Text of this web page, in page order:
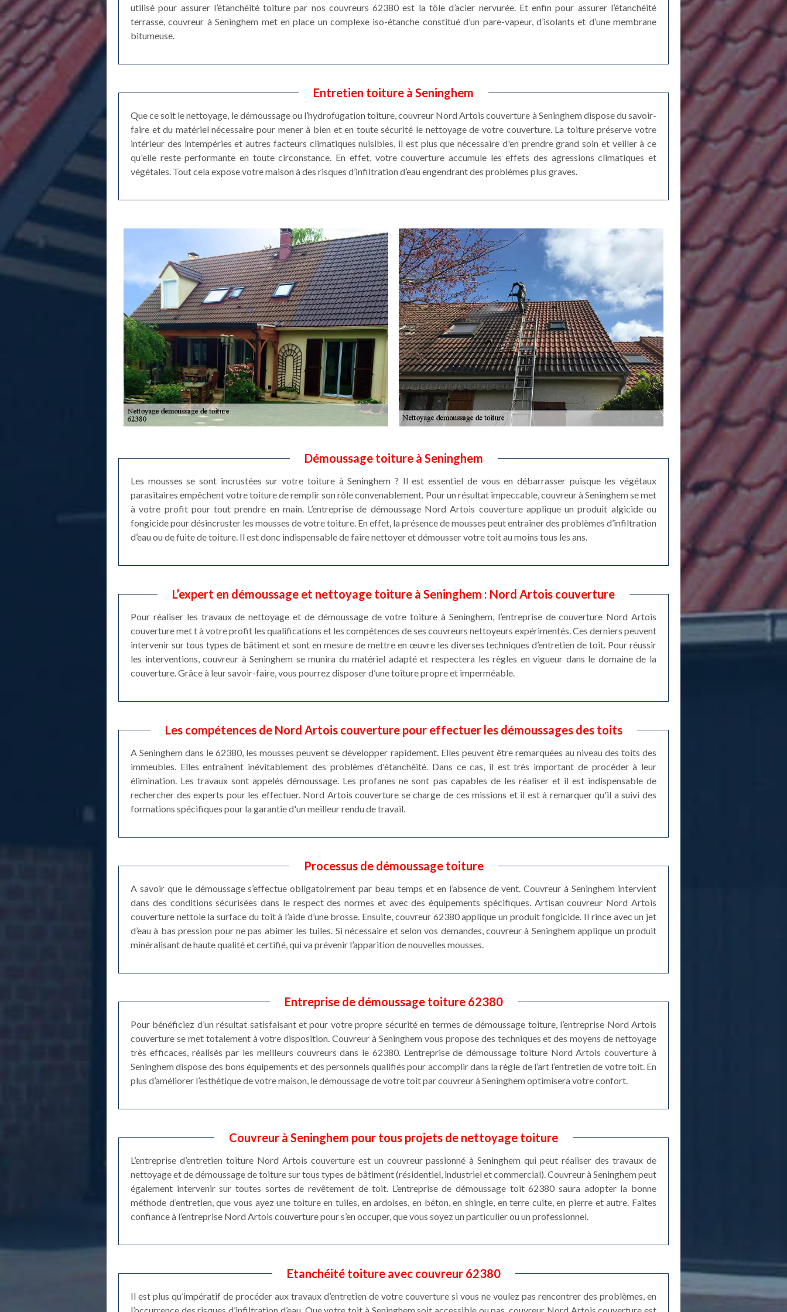
utilisé pour assurer l’étanchéité toiture par nos couvreurs 62380 est la tôle d’acier nervurée. Et enfin pour assurer l’étanchéité
terrasse, couvreur à Seninghem met en place un complexe iso-étanche constitué d’un pare-vapeur, d’isolants et d’une membrane
bitumeuse.
Entretien toiture à Seninghem
Que ce soit le nettoyage, le démoussage ou l’hydrofugation toiture, couvreur Nord Artois couverture à Seninghem dispose du savoir-
faire et du matériel nécessaire pour mener à bien et en toute sécurité le nettoyage de votre couverture. La toiture préserve votre
intérieur des intempéries et autres facteurs climatiques nuisibles, il est plus que nécessaire d'en prendre grand soin et veiller à ce
qu'elle reste performante en toute circonstance. En effet, votre couverture accumule les effets des agressions climatiques et
végétales. Tout cela expose votre maison à des risques d’infiltration d’eau engendrant des problèmes plus graves.
Démoussage toiture à Seninghem
Les mousses se sont incrustées sur votre toiture à Seninghem ? Il est essentiel de vous en débarrasser puisque les végétaux
parasitaires empêchent votre toiture de remplir son rôle convenablement. Pour un résultat impeccable, couvreur à Seninghem se met
à votre profit pour tout prendre en main. L’entreprise de démoussage Nord Artois couverture applique un produit algicide ou
fongicide pour désincruster les mousses de votre toiture. En effet, la présence de mousses peut entraîner des problèmes d’infiltration
d’eau ou de fuite de toiture. Il est donc indispensable de faire nettoyer et démousser votre toit au moins tous les ans.
L’expert en démoussage et nettoyage toiture à Seninghem : Nord Artois couverture
Pour réaliser les travaux de nettoyage et de démoussage de votre toiture à Seninghem, l’entreprise de couverture Nord Artois
couverture met t à votre profit les qualifications et les compétences de ses couvreurs nettoyeurs expérimentés. Ces derniers peuvent
intervenir sur tous types de bâtiment et sont en mesure de mettre en œuvre les diverses techniques d’entretien de toit. Pour réussir
les interventions, couvreur à Seninghem se munira du matériel adapté et respectera les règles en vigueur dans le domaine de la
couverture. Grâce à leur savoir-faire, vous pourrez disposer d’une toiture propre et imperméable.
Les compétences de Nord Artois couverture pour effectuer les démoussages des toits
A Seninghem dans le 62380, les mousses peuvent se développer rapidement. Elles peuvent être remarquées au niveau des toits des
immeubles. Elles entraînent inévitablement des problèmes d'étanchéité. Dans ce cas, il est très important de procéder à leur
élimination. Les travaux sont appelés démoussage. Les profanes ne sont pas capables de les réaliser et il est indispensable de
rechercher des experts pour les effectuer. Nord Artois couverture se charge de ces missions et il est à remarquer qu'il a suivi des
formations spécifiques pour la garantie d'un meilleur rendu de travail.
Processus de démoussage toiture
A savoir que le démoussage s’effectue obligatoirement par beau temps et en l’absence de vent. Couvreur à Seninghem intervient
dans des conditions sécurisées dans le respect des normes et avec des équipements spécifiques. Artisan couvreur Nord Artois
couverture nettoie la surface du toit à l’aide d’une brosse. Ensuite, couvreur 62380 applique un produit fongicide. Il rince avec un jet
d’eau à bas pression pour ne pas abimer les tuiles. Si nécessaire et selon vos demandes, couvreur à Seninghem applique un produit
minéralisant de haute qualité et certifié, qui va prévenir l’apparition de nouvelles mousses.
Entreprise de démoussage toiture 62380
Pour bénéficiez d’un résultat satisfaisant et pour votre propre sécurité en termes de démoussage toiture, l’entreprise Nord Artois
couverture se met totalement à votre disposition. Couvreur à Seninghem vous propose des techniques et des moyens de nettoyage
très efficaces, réalisés par les meilleurs couvreurs dans le 62380. L’entreprise de démoussage toiture Nord Artois couverture à
Seninghem dispose des bons équipements et des personnels qualifiés pour accomplir dans la règle de l’art l’entretien de votre toit. En
plus d’améliorer l’esthétique de votre maison, le démoussage de votre toit par couvreur à Seninghem optimisera votre confort.
Couvreur à Seninghem pour tous projets de nettoyage toiture
L’entreprise d’entretien toiture Nord Artois couverture est un couvreur passionné à Seninghem qui peut réaliser des travaux de
nettoyage et de démoussage de toiture sur tous types de bâtiment (résidentiel, industriel et commercial). Couvreur à Seninghem peut
également intervenir sur toutes sortes de revêtement de toit. L’entreprise de démoussage toit 62380 saura adopter la bonne
méthode d’entretien, que vous ayez une toiture en tuiles, en ardoises, en béton, en shingle, en terre cuite, en pierre et autre. Faites
confiance à l’entreprise Nord Artois couverture pour s’en occuper, que vous soyez un particulier ou un professionnel.
Etanchéité toiture avec couvreur 62380
Il est plus qu’impératif de procéder aux travaux d’entretien de votre couverture si vous ne voulez pas rencontrer des problèmes, en